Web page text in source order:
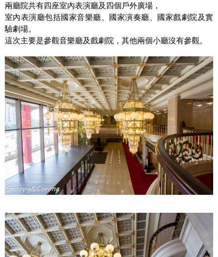
兩廳院共有四座室內表演廳及四個戶外廣場，
室內表演廳包括國家音樂廳、國家演奏廳、國家戲劇院及實
驗劇場。
這次主要是參觀音樂廳及戲劇院，其他兩個小廳沒有參觀。